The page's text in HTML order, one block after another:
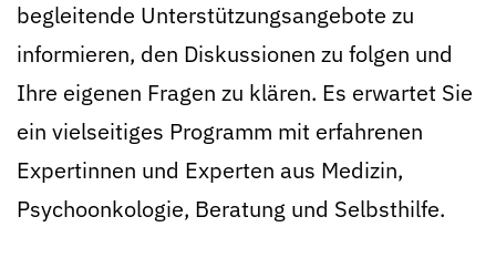
begleitende Unterstützungsangebote zu
informieren, den Diskussionen zu folgen und
Ihre eigenen Fragen zu klären. Es erwartet Sie
ein vielseitiges Programm mit erfahrenen
Expertinnen und Experten aus Medizin,
Psychoonkologie, Beratung und Selbsthilfe.